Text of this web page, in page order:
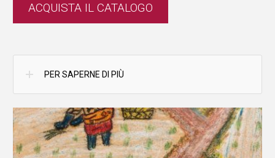
ACQUISTA IL CATALOGO
PER SAPERNE DI PIÙ